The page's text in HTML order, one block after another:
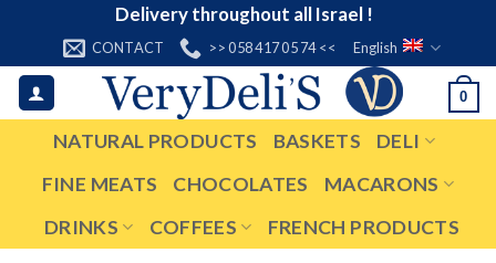
content
Delivery throughout all Israel !
CONTACT >> 058 417 05 74 << English
0
NATURAL PRODUCTS BASKETS
DELI
FINE MEATS
CHOCOLATES
MACARONS
DRINKS
COFFEES FRENCH PRODUCTS